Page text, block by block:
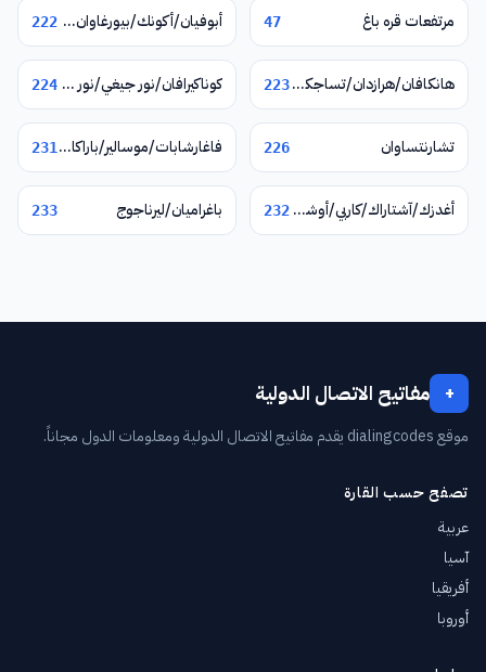
مرتفعات قره باغ 47 أبوفيان/أكونك/بيورغاوان/نور غيوغ/فيرين بتغني 222
هانكافان/هرازدان/تساجكادزور223 كوناكيرافان/نور جيغي/نور هاتشن/يغوارد 224
تشارنتساوان 226 فاغارشابات/موسالير/باراكار/زفارتنوتس 231
أغدزك/آشتاراك/كاربي/أوشاكان 232 باغراميان/ليرناجوج 233
+ مفاتيح الاتصال الدولية
موقع dialingcodes يقدم مفاتيح الاتصال الدولية ومعلومات الدول مجاناً.
تصفح حسب القارة
عربية
آسيا
أفريقيا
أوروبا